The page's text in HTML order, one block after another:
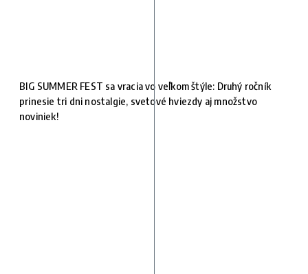
BIG SUMMER FEST sa vracia vo veľkom štýle: Druhý ročník
prinesie tri dni nostalgie, svetové hviezdy aj množstvo
noviniek!